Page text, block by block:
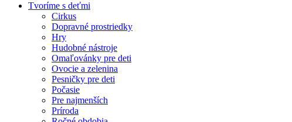
Tvoríme s deťmi
Cirkus
Dopravné prostriedky
Hry
Hudobné nástroje
Omaľovánky pre deti
Ovocie a zelenina
Pesničky pre deti
Počasie
Pre najmenších
Príroda